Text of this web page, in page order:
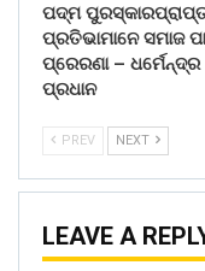
ପଦ୍ମ
ପ୍ରତିଭାମାନେ ସମାଜ
ପ୍ରେରଣା – ଧର୍ମେନ୍ଦ୍ର
ପ୍ରଧାନ
PREV NEXT
LEAVE A